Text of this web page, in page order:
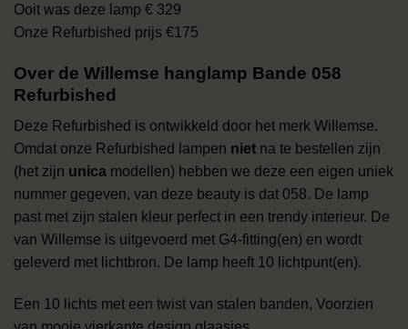
Ooit was deze lamp € 329
Onze Refurbished prijs €175
Over de Willemse hanglamp Bande 058
Refurbished
Deze Refurbished is ontwikkeld door het merk Willemse.
Omdat onze Refurbished lampen niet na te bestellen zijn
(het zijn unica modellen) hebben we deze een eigen uniek
nummer gegeven, van deze beauty is dat 058. De lamp
past met zijn stalen kleur perfect in een trendy interieur. De
van Willemse is uitgevoerd met G4-fitting(en) en wordt
geleverd met lichtbron. De lamp heeft 10 lichtpunt(en).
Een 10 lichts met een twist van stalen banden, Voorzien